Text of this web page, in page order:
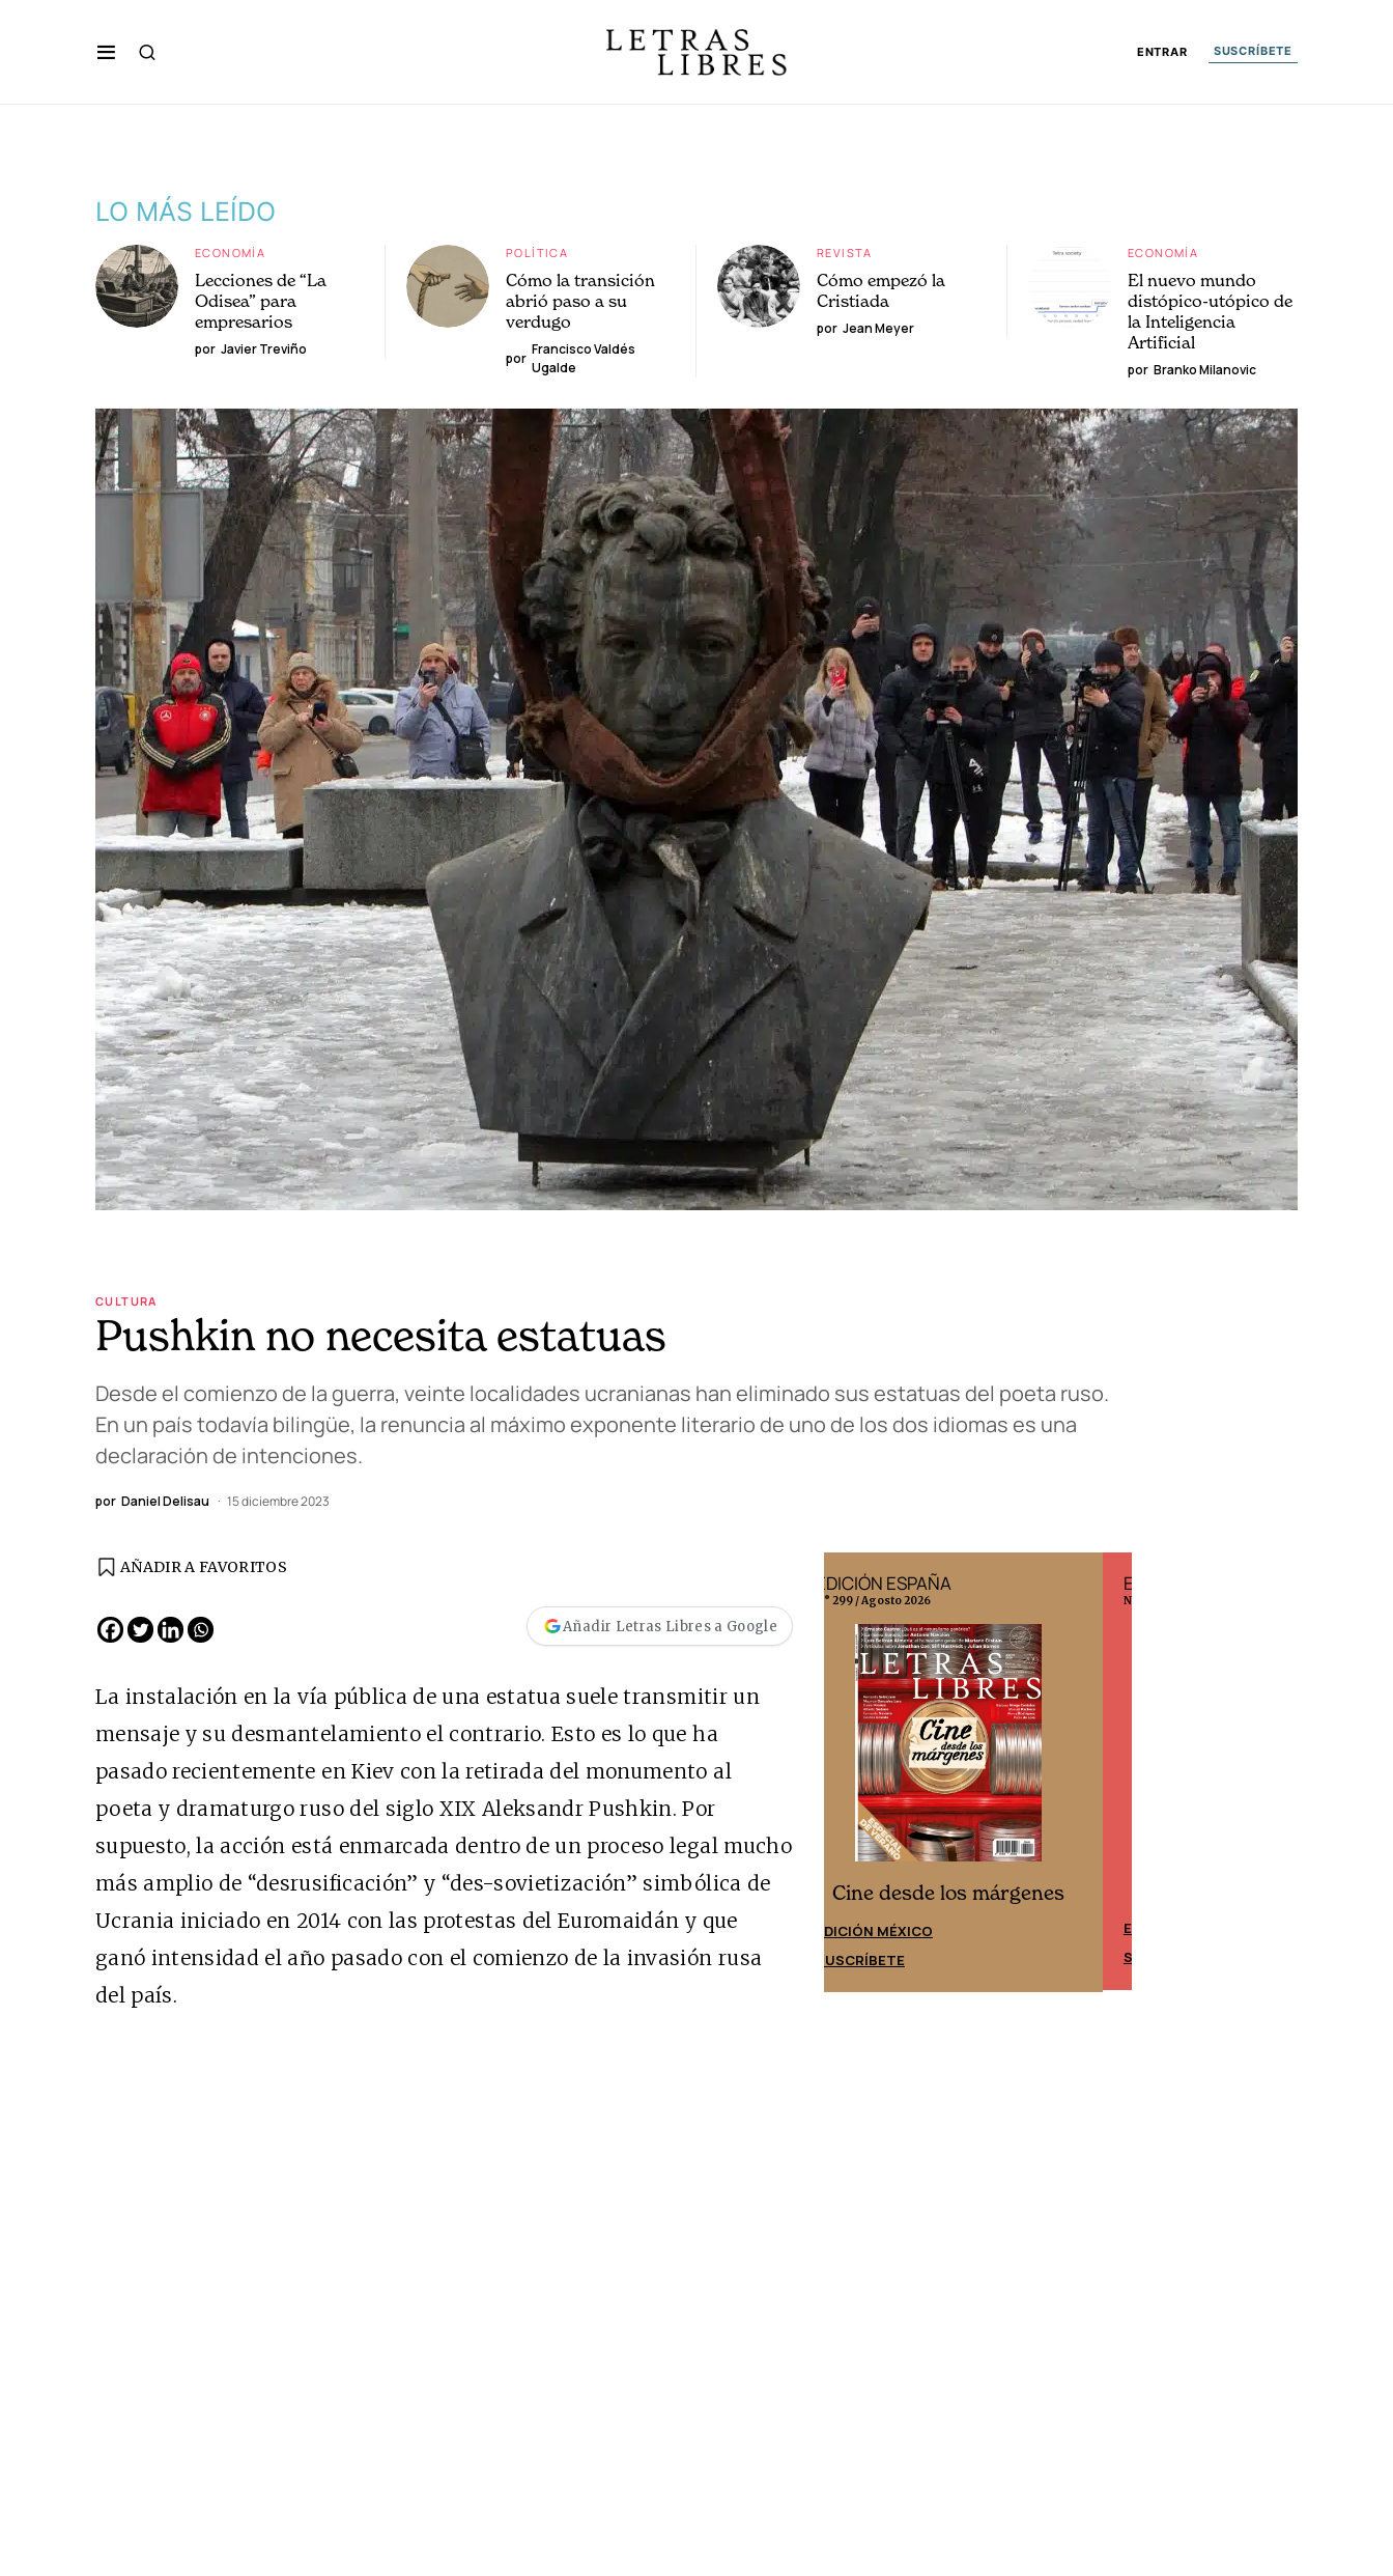
ENTRAR SUSCRÍBETE
LO MÁS LEÍDO
ECONOMÍA
Lecciones de “La
Odisea” para
empresarios
por Javier Treviño
POLÍTICA
Cómo la transición
abrió paso a su
verdugo
por
Francisco Valdés
Ugalde
REVISTA
Cómo empezó la
Cristiada
por Jean Meyer
ECONOMÍA
El nuevo mundo
distópico-utópico de
la Inteligencia
Artificial
por Branko Milanovic
CULTURA
Pushkin no necesita estatuas
Desde el comienzo de la guerra, veinte localidades ucranianas han eliminado sus estatuas del poeta ruso.
En un país todavía bilingüe, la renuncia al máximo exponente literario de uno de los dos idiomas es una
declaración de intenciones.
por Daniel Delisau 15 diciembre 2023
AÑADIR A FAVORITOS
Añadir Letras Libres a Google
La instalación en la vía pública de una estatua suele transmitir un
mensaje y su desmantelamiento el contrario. Esto es lo que ha
pasado recientemente en Kiev con la retirada del monumento al
poeta y dramaturgo ruso del siglo XIX Aleksandr Pushkin. Por
supuesto, la acción está enmarcada dentro de un proceso legal mucho
más amplio de “desrusificación” y “des-sovietización” simbólica de
Ucrania iniciado en 2014 con las protestas del Euromaidán y que
ganó intensidad el año pasado con el comienzo de la invasión rusa
del país.
Cine desde los márgenes
EDICIÓN MÉXICO
SUSCRÍBETE
EDICIÓN MÉXICO
N° 332 / Agosto 2026
Cine desde los márgenes
EDICIÓN ESPAÑA
SUSCRÍBETE